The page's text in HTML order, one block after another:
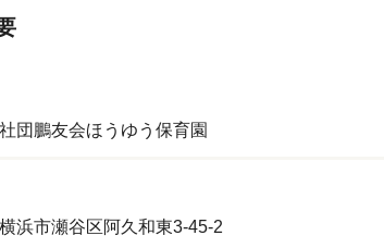
団鵬友会ほうゆう保育園
浜市瀬谷区阿久和東3-45-2